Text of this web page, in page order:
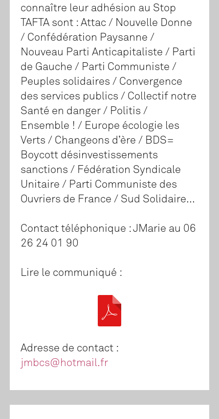
connaître leur adhésion au Stop
TAFTA sont : Attac / Nouvelle Donne
/ Confédération Paysanne /
Nouveau Parti Anticapitaliste / Parti
de Gauche / Parti Communiste /
Peuples solidaires / Convergence
des services publics / Collectif notre
Santé en danger / Politis /
Ensemble ! / Europe écologie les
Verts / Changeons d’ère / BDS=
Boycott désinvestissements
sanctions / Fédération Syndicale
Unitaire / Parti Communiste des
Ouvriers de France / Sud Solidaire...
Contact téléphonique : JMarie au 06
26 24 01 90
Lire le communiqué :
Adresse de contact :
jmbcs@hotmail.fr